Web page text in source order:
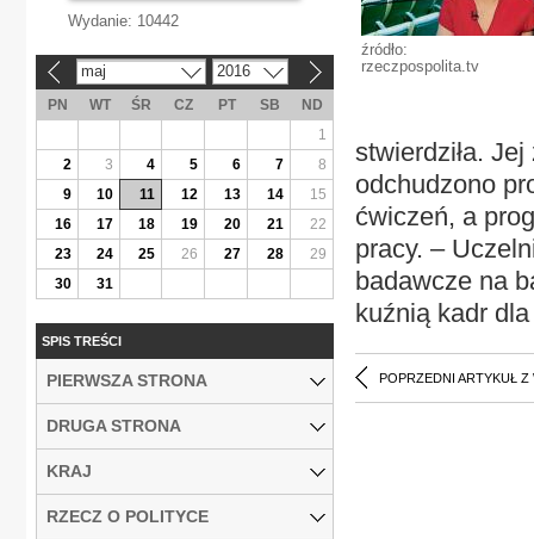
źródło:
rzeczpospolita.tv
stwierdziła.
odchudzono
ćwiczeń, a
pracy. –
badawcze na
kuźnią kadr
POPRZEDNI ARTYKUŁ Z
Wydanie: 10442
maj 2016
PN WT ŚR CZ PT SB
ND
1
2
3 4 5 6 7
8
9
10 11 12 13 14
15
16
17 18 19 20 21
22
23
24 25 26 27 28
29
30
31
SPIS TREŚCI
PIERWSZA STRONA
DRUGA STRONA
KRAJ
RZECZ O POLITYCE